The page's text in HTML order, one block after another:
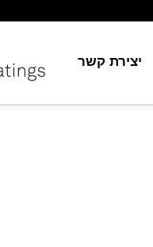
יצירת קשר